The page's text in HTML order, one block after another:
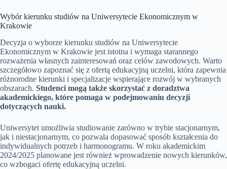
Wybór kierunku studiów na Uniwersytecie Ekonomicznym w
Krakowie
Decyzja o wyborze kierunku studiów na Uniwersytecie
Ekonomicznym w Krakowie jest istotna i wymaga starannego
rozważenia własnych zainteresowań oraz celów zawodowych. Warto
szczegółowo zapoznać się z ofertą edukacyjną uczelni, która zapewnia
różnorodne kierunki i specjalizacje wspierające rozwój w wybranych
obszarach. Studenci mogą także skorzystać z doradztwa
akademickiego, które pomaga w podejmowaniu decyzji
dotyczących nauki.
Uniwersytet umożliwia studiowanie zarówno w trybie stacjonarnym,
jak i niestacjonarnym, co pozwala dopasować sposób kształcenia do
indywidualnych potrzeb i harmonogramu. W roku akademickim
2024/2025 planowane jest również wprowadzenie nowych kierunków,
co wzbogaci ofertę edukacyjną uczelni.